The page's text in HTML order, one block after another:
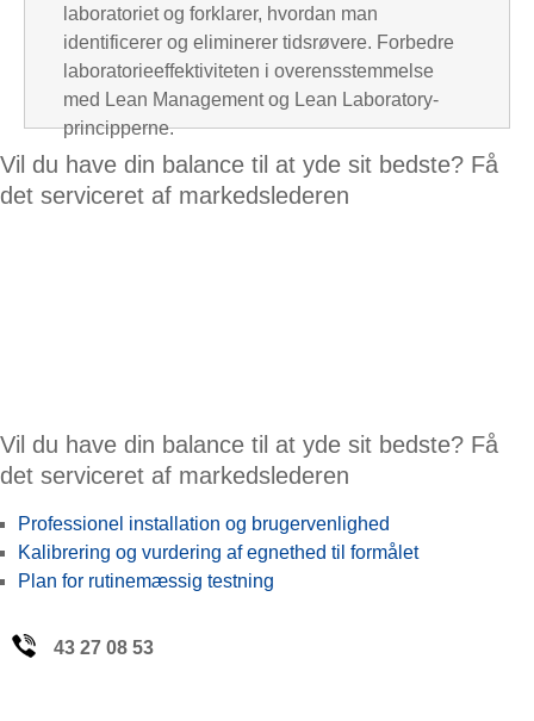
laboratoriet og forklarer, hvordan man
identificerer og eliminerer tidsrøvere. Forbedre
laboratorieeffektiviteten i overensstemmelse
med Lean Management og Lean Laboratory-
principperne.
Vil du have din balance til at yde sit bedste? Få
det serviceret af markedslederen
Vil du have din balance til at yde sit bedste? Få
det serviceret af markedslederen
Professionel installation og brugervenlighed
Kalibrering og vurdering af egnethed til formålet
Plan for rutinemæssig testning
43 27 08 53